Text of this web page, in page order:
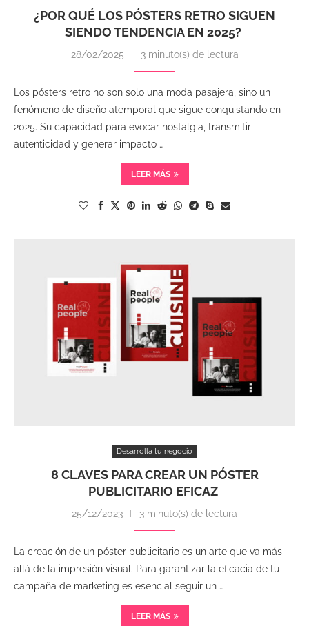
¿POR QUÉ LOS PÓSTERS RETRO SIGUEN
SIENDO TENDENCIA EN 2025?
28/02/2025 3 minuto(s) de lectura
Los pósters retro no son solo una moda pasajera, sino un
fenómeno de diseño atemporal que sigue conquistando en
2025. Su capacidad para evocar nostalgia, transmitir
autenticidad y generar impacto …
LEER MÁS
Desarrolla tu negocio
8 CLAVES PARA CREAR UN PÓSTER
PUBLICITARIO EFICAZ
25/12/2023 3 minuto(s) de lectura
La creación de un póster publicitario es un arte que va más
allá de la impresión visual. Para garantizar la eficacia de tu
campaña de marketing es esencial seguir un …
LEER MÁS